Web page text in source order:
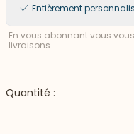
Entièrement
En vous abonnant vous
livraisons.
Quantité :